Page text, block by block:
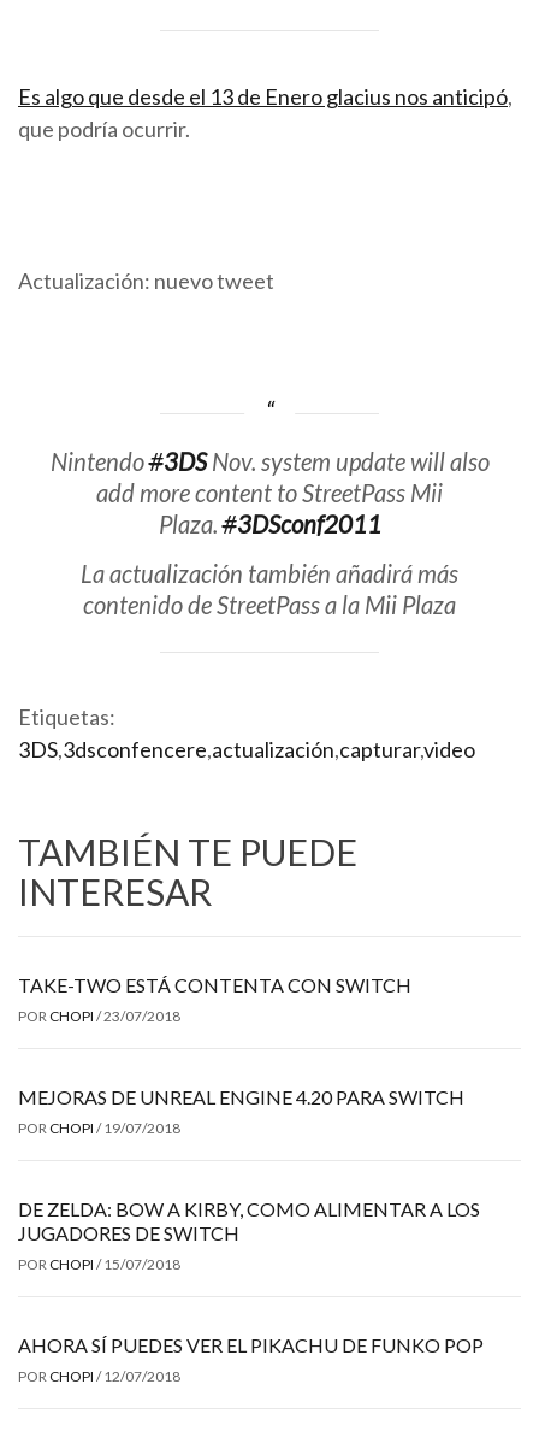
Es algo que desde el 13 de Enero glacius nos anticipó,
que podría ocurrir.
Actualización: nuevo tweet
Nintendo#3DSNov. system update will also
add more content to StreetPass Mii
Plaza.#3DSconf2011
La actualización también añadirá más
contenido de StreetPass a la Mii Plaza
Etiquetas:
3DS,3dsconfencere,actualización,capturar,video
TAMBIÉN TE PUEDE
INTERESAR
TAKE-TWO ESTÁ CONTENTA CON SWITCH
POR CHOPI /23/07/2018
MEJORAS DE UNREAL ENGINE 4.20 PARA SWITCH
POR CHOPI / 19/07/2018
DE ZELDA: BOW A KIRBY, COMO ALIMENTAR A LOS
JUGADORES DE SWITCH
POR CHOPI / 15/07/2018
AHORA SÍ PUEDES VER EL PIKACHU DE FUNKO POP
POR CHOPI / 12/07/2018